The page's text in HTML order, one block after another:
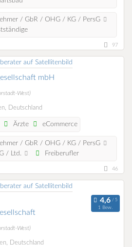
/ GbR / OHG / KG / PersG
97
mbH
West)
Deutschland
Ärzte eCommerce
/ GbR / OHG / KG / PersG
/ Ltd.
Freiberufler
46
1 Bew.
West)
Deutschland